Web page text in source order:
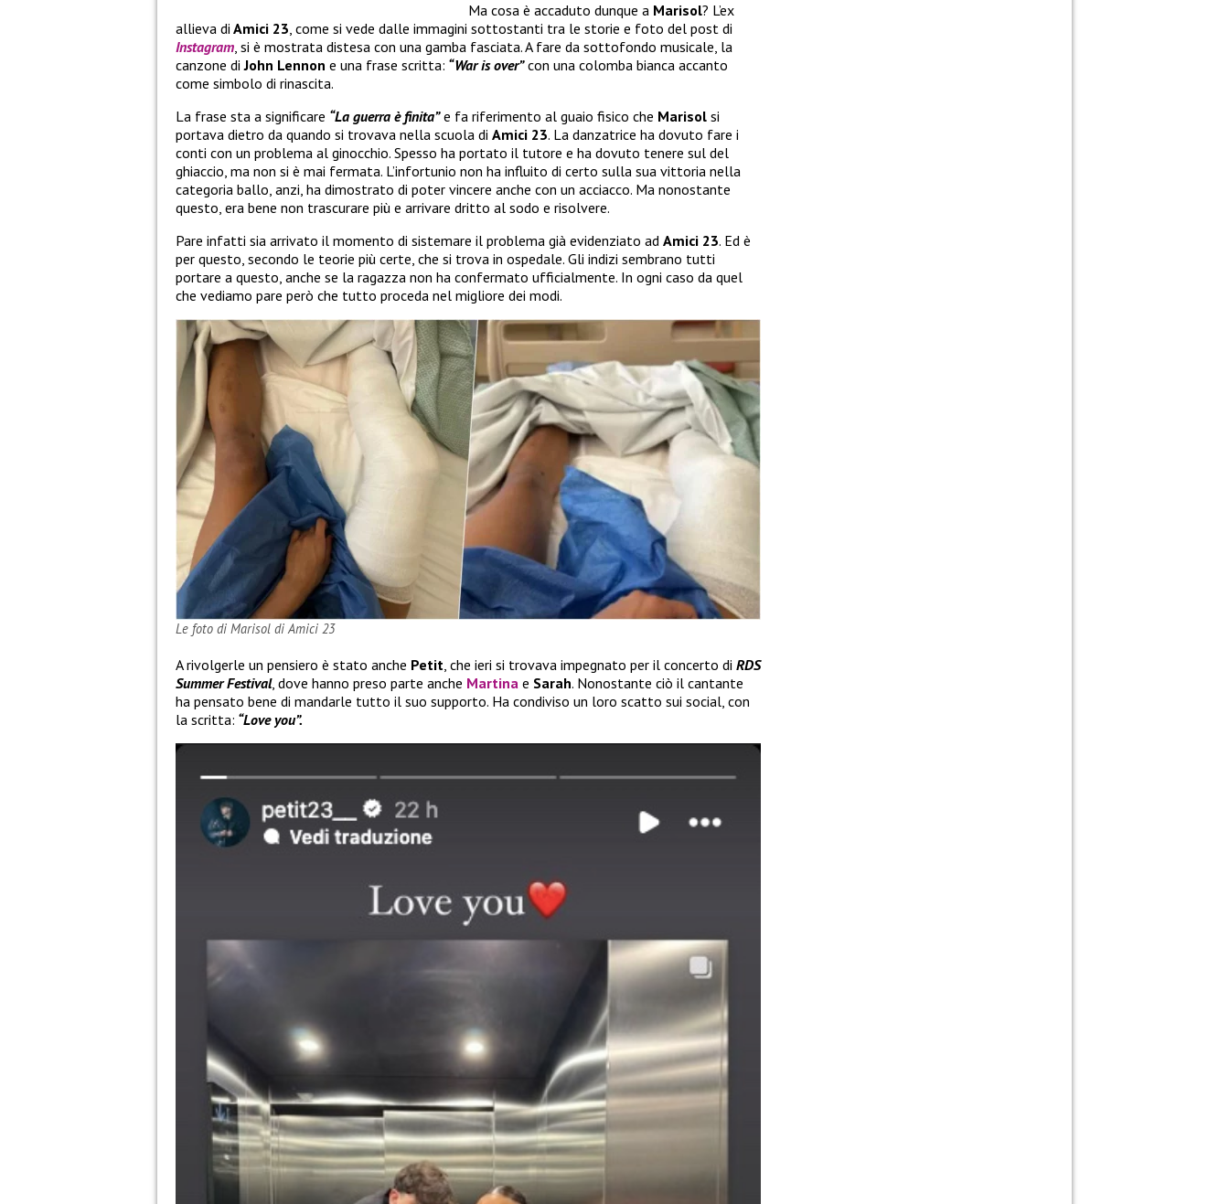
Ma cosa è accaduto dunque a Marisol? L’ex
allieva di Amici 23, come si vede dalle immagini sottostanti tra le storie e foto del post di
Instagram, si è mostrata distesa con una gamba fasciata. A fare da sottofondo musicale, la
canzone diJohn Lennon e una frase scritta: “War is over”con una colomba bianca accanto
come simbolo di rinascita.
La frase sta a significare “La guerra è finita”e fa riferimento al guaio fisico che Marisol si
portava dietro da quando si trovava nella scuola di Amici 23. La danzatrice ha dovuto fare i
conti con un problema al ginocchio. Spesso ha portato il tutore e ha dovuto tenere sul del
ghiaccio, ma non si è mai fermata. L’infortunio non ha influito di certo sulla sua vittoria nella
categoria ballo, anzi, ha dimostrato di poter vincere anche con un acciacco. Ma nonostante
questo, era bene non trascurare più e arrivare dritto al sodo e risolvere.
Pare infatti sia arrivato il momento di sistemare il problema già evidenziato ad Amici 23. Ed è
per questo, secondo le teorie più certe, che si trova in ospedale. Gli indizi sembrano tutti
portare a questo, anche se la ragazza non ha confermato ufficialmente. In ogni caso da quel
che vediamo pare però che tutto proceda nel migliore dei modi.
Le foto di Marisol di Amici 23
A rivolgerle un pensiero è stato anche Petit, che ieri si trovava impegnato per il concerto di RDS
Summer Festival, dove hanno preso parte anche Martina e Sarah. Nonostante ciò il cantante
ha pensato bene di mandarle tutto il suo supporto. Ha condiviso un loro scatto sui social, con
la scritta: “Love you”.